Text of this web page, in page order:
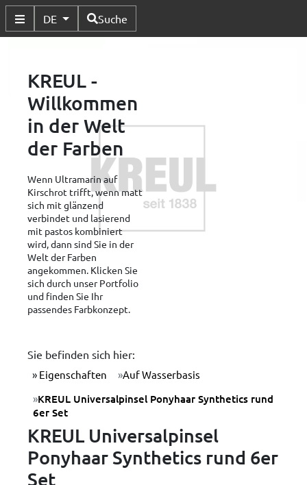
Untermenü Umschalten
DE Verfügbare Sprachen
Suche
KREUL -
Willkommen
in der Welt
der Farben
Wenn Ultramarin auf
Kirschrot trifft, wenn matt
sich mit glänzend
verbindet und lasierend
mit pastos kombiniert
wird, dann sind Sie in der
Welt der Farben
angekommen. Klicken Sie
sich durch unser Portfolio
und finden Sie Ihr
passendes Farbkonzept.
Sie befinden sich hier:
Eigenschaften Auf Wasserbasis
KREUL Universalpinsel Ponyhaar Synthetics rund
6er Set
KREUL Universalpinsel
Ponyhaar Synthetics rund 6er
Set